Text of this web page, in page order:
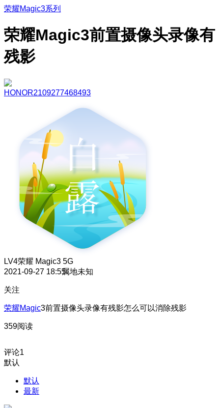
荣耀Magic3系列
荣耀Magic3前置摄像头录像有
残影
HONOR2109277468493
LV4荣耀 Magic3 5G
2021-09-27 18:55属地未知
关注
荣耀Magic3前置摄像头录像有残影怎么可以消除残影
359阅读
评论1
默认
默认
最新